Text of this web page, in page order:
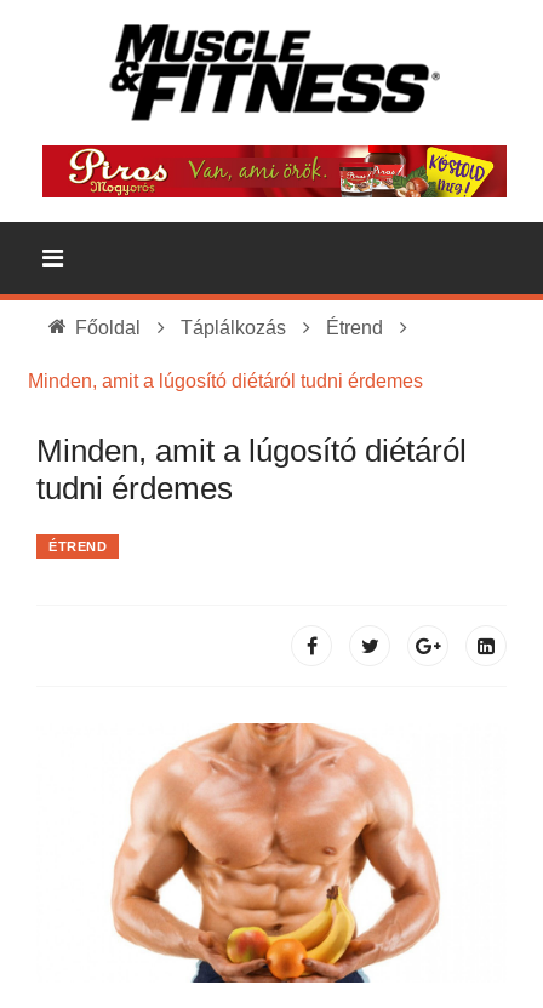
Főoldal Táplálkozás Étrend
Minden, amit a lúgosító diétáról tudni érdemes
Minden, amit a lúgosító diétáról
tudni érdemes
ÉTREND